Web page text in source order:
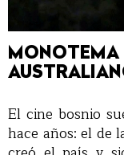
MONOTEMA
El cine bosnio
hace años: el de